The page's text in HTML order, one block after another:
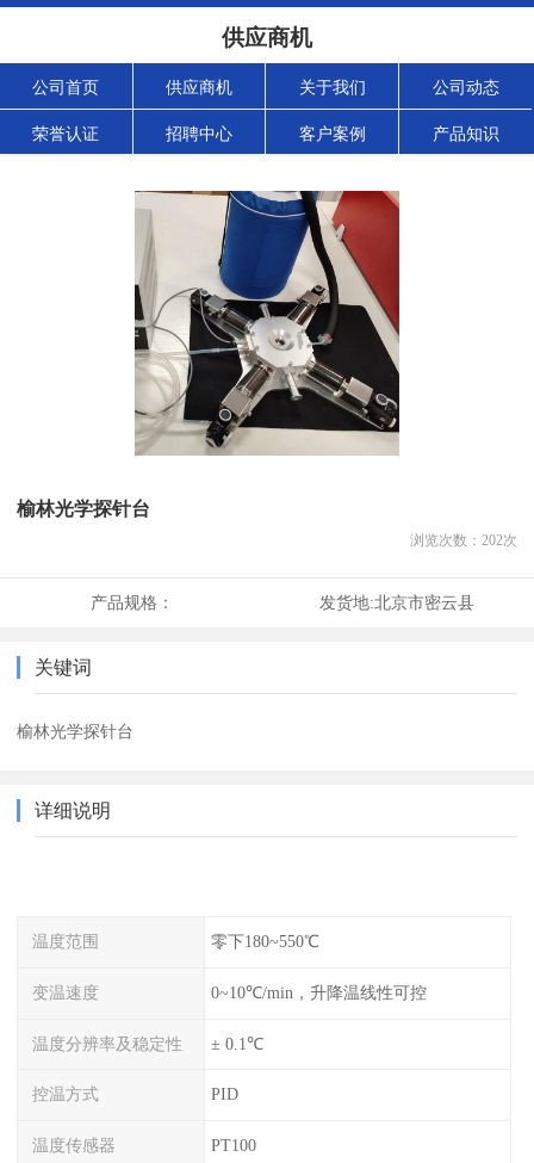
供应商机
公司首页 供应商机 关于我们 公司动态
荣誉认证 招聘中心 客户案例 产品知识
榆林光学探针台
浏览次数： 202次
产品规格： 发货地:北京市密云县
关键词
榆林光学探针台
详细说明
温度范围 零下180~550℃
变温速度 0~10℃/min，升降温线性可控
温度分辨率及稳定性 ± 0.1℃
控温方式 PID
温度传感器 PT100